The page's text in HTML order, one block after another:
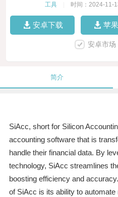
工具 时间：2024-11-
安卓下载 苹
安卓市场
简介
SiAcc, short for Silicon
accounting software that is
handle their financial data. By
technology, SiAcc streamlines
boosting efficiency and
of SiAcc is its ability to